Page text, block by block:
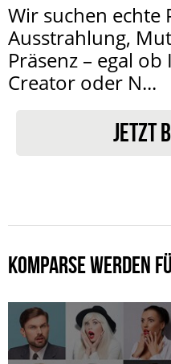
Wir suchen echte
Ausstrahlung,
Präsenz – egal
Creator oder N...
JETZT
KOMPARSE WERDEN